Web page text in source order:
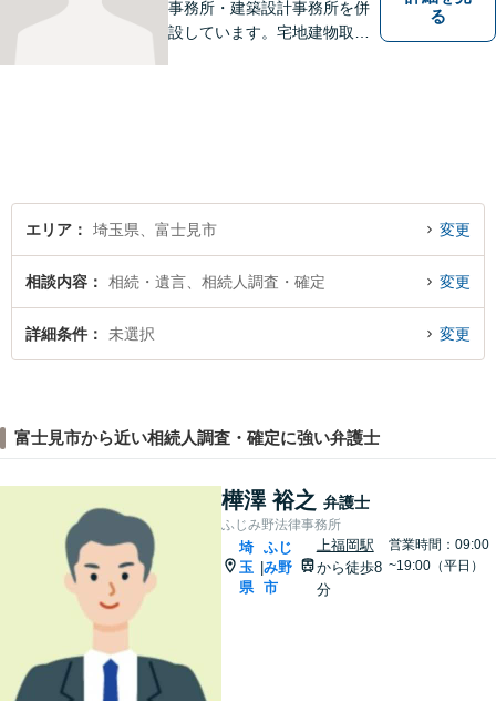
事務所・建築設計事務所を併
設しています。宅地建物取引
る
エリア 埼玉県、富士見市 変更
相談内容 相続・遺言、相続人調査・確定 変更
詳細条件 未選択 変更
富士見市から近い相続人調査・確定に強い弁護士
樺澤 裕之 弁護士
ふじみ野法律事務所
埼
玉
県
ふじ
み野
市
上福岡駅
から徒歩8
分
営業時間：09:00
~19:00（平日）